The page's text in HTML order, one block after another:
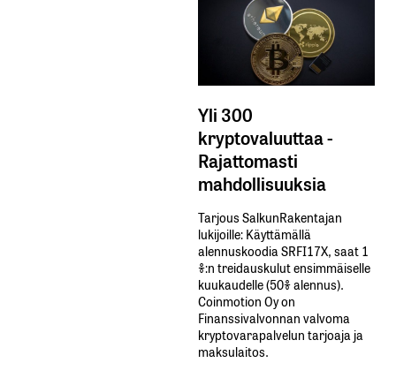
Yli 300
kryptovaluuttaa -
Rajattomasti
mahdollisuuksia
Tarjous SalkunRakentajan
lukijoille: Käyttämällä​ ​
alennuskoodia​ ​SRFI17X,​ ​saat​ ​1
%:n treidauskulut​ ​ensimmäiselle​ ​
kuukaudelle​ ​(50%​ ​alennus).
Coinmotion Oy on
Finanssivalvonnan valvoma
kryptovarapalvelun tarjoaja ja
maksulaitos.